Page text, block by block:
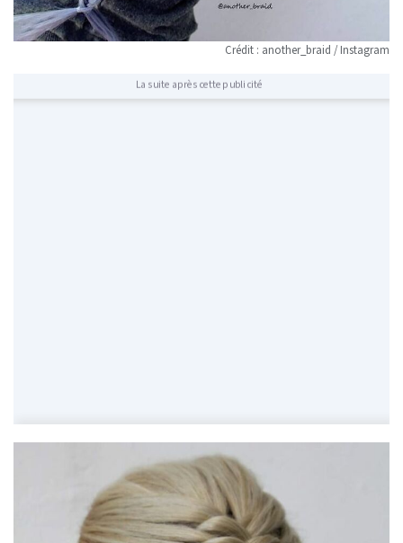
Crédit : another_braid / Instagram
La suite après cette publicité